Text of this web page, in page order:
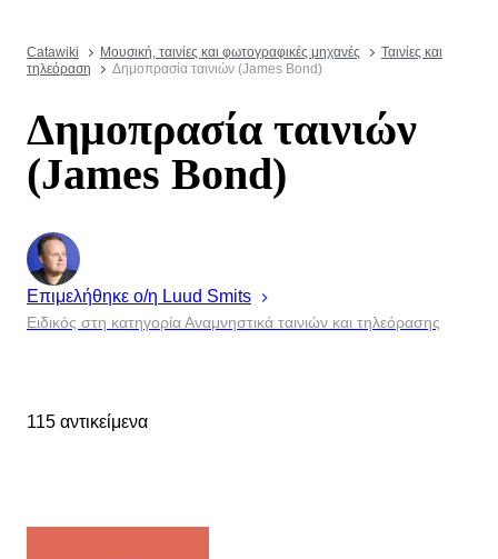
Catawiki Μουσική, ταινίες και φωτογραφικές μηχανές
Ταινίες και
τηλεόραση
Δημοπρασία ταινιών (James Bond)
Δημοπρασία ταινιών
(James Bond)
Επιμελήθηκε ο/η Luud Smits
Ειδικός στη κατηγορία Αναμνηστικά ταινιών και τηλεόρασης
115 αντικείμενα